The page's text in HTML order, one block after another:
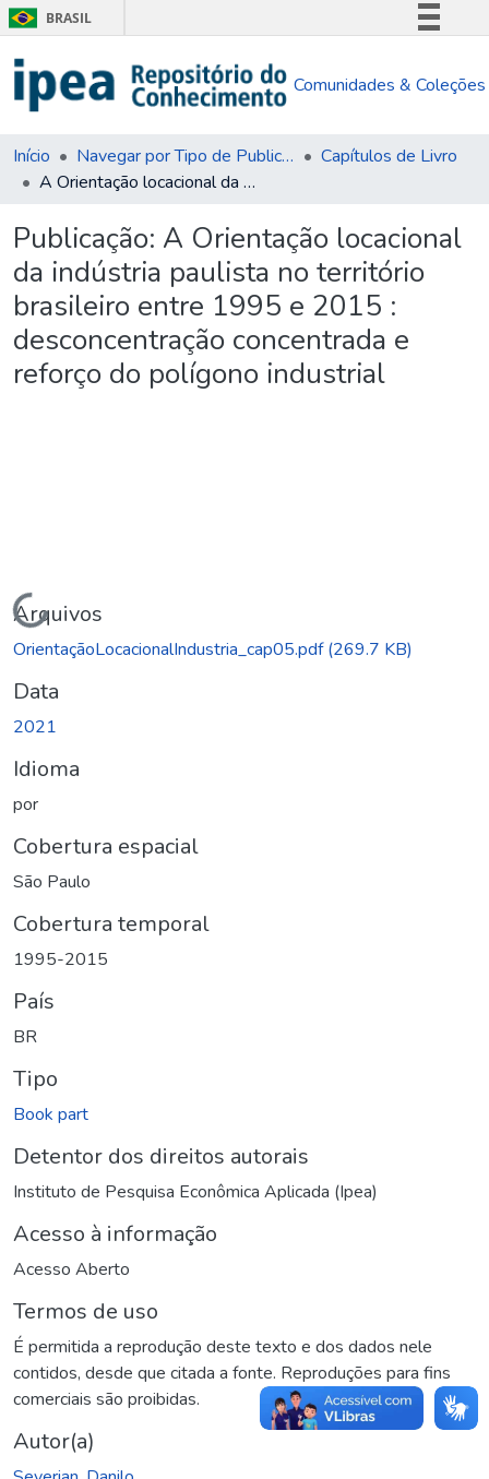
BRASIL
Comunica BR
Acesso à informação
Comunidades & Coleções
Início Navegar por Tipo de Publicação
Capítulos de Livro
A Orientação locacional da indústria paulista no território brasileiro entre 1995 e 2015 : desconcentração concentrada e reforço do polígono industrial
Publicação: A Orientação locacional
da indústria paulista no território
brasileiro entre 1995 e 2015 :
desconcentração concentrada e
reforço do polígono industrial
Carregando...
Arquivos
OrientaçãoLocacionalIndustria_cap05.pdf(269.7 KB)
Data
2021
Idioma
por
Cobertura espacial
São Paulo
Cobertura temporal
1995-2015
País
BR
Tipo
Book part
Detentor dos direitos autorais
Instituto de Pesquisa Econômica Aplicada (Ipea)
Acesso à informação
Acesso Aberto
Termos de uso
É permitida a reprodução deste texto e dos dados nele
contidos, desde que citada a fonte. Reproduções para fins
comerciais são proibidas.
Autor(a)